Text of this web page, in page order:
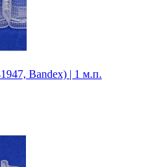
Bandex) | 1 м.п.